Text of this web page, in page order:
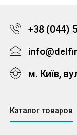
+38 (044)
м. Київ,
Каталог товаров